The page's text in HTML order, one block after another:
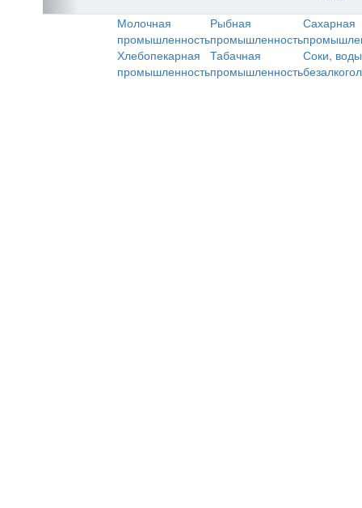
Молочная
промышленность
Рыбная
промышленность
Сахарная
Хлебопекарная
промышленность
Табачная
промышленность
Соки,